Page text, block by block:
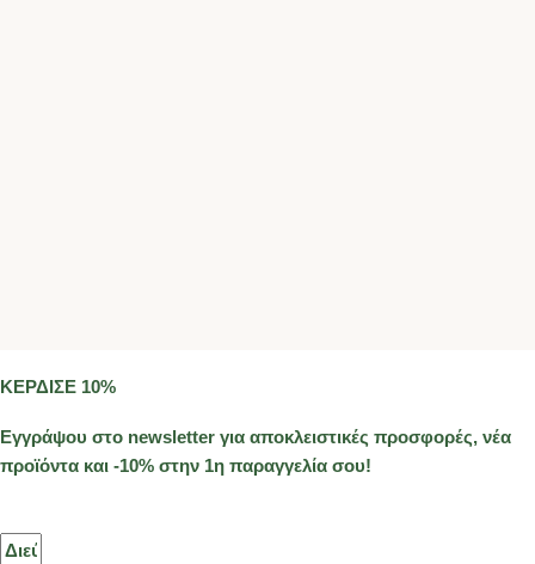
ΚΕΡΔΙΣΕ 10%
Εγγράψου στο newsletter για αποκλειστικές προσφορές, νέα
προϊόντα και -10% στην 1η παραγγελία σου!